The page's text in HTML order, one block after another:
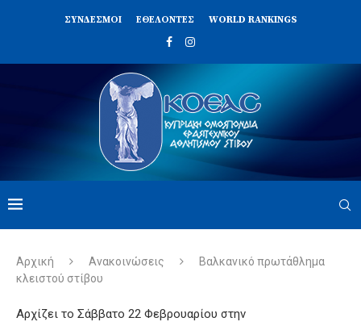
ΣΥΝΔΈΣΜΟΙ ΕΘΕΛΟΝΤΈΣ WORLD RANKINGS
Αρχική Ανακοινώσεις
Βαλκανικό πρωτάθλημα
κλειστού στίβου
Αρχίζει το Σάββατο 22 Φεβρουαρίου στην